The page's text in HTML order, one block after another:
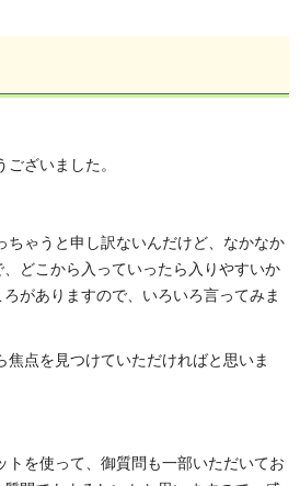
ざいました。
ちゃうと申し訳ないんだけど、なかなか
どこから入っていったら入りやすいか
がありますので、いろいろ言ってみま
焦点を見つけていただければと思いま
トを使って、御質問も一部いただいてお